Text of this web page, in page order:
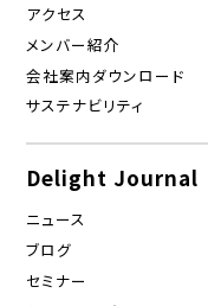
アクセス
メンバー紹介
会社案内ダウンロード
サステナビリティ
Delight Journal
ニュース
ブログ
セミナー